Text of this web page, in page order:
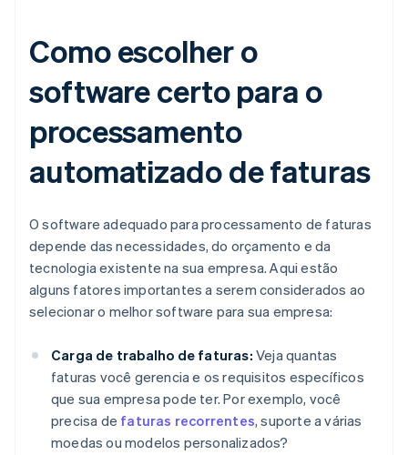
Como escolher o
software certo para o
processamento
automatizado de faturas
O software adequado para processamento de faturas
depende das necessidades, do orçamento e da
tecnologia existente na sua empresa. Aqui estão
alguns fatores importantes a serem considerados ao
selecionar o melhor software para sua empresa:
Carga de trabalho de faturas: Veja quantas
faturas você gerencia e os requisitos específicos
que sua empresa pode ter. Por exemplo, você
precisa de faturas recorrentes, suporte a várias
moedas ou modelos personalizados?